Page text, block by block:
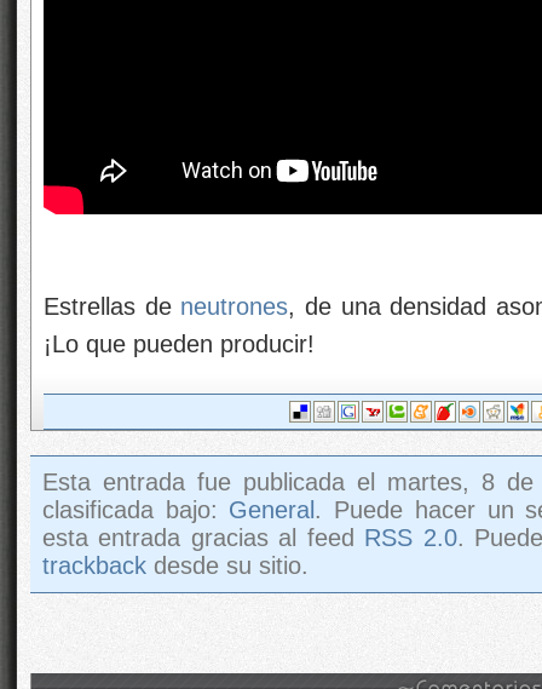
Estrellas de neutrones, de una densidad
¡Lo que pueden producir!
Esta entrada fue publicada el martes, 8
clasificada bajo: General . Puede hacer un
esta entrada gracias al feed RSS 2.0.
trackback desde su sitio.